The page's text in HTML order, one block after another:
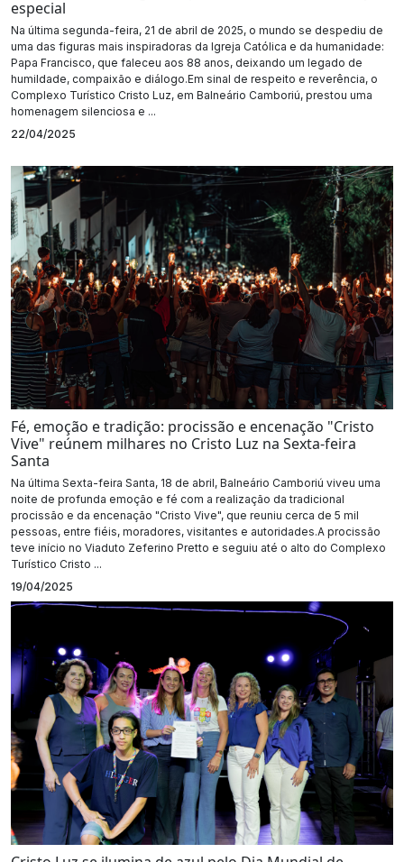
especial
Na última segunda-feira, 21 de abril de 2025, o mundo se despediu de
uma das figuras mais inspiradoras da Igreja Católica e da humanidade:
Papa Francisco, que faleceu aos 88 anos, deixando um legado de
humildade, compaixão e diálogo.Em sinal de respeito e reverência, o
Complexo Turístico Cristo Luz, em Balneário Camboriú, prestou uma
homenagem silenciosa e ...
22/04/2025
Fé, emoção e tradição: procissão e encenação "Cristo
Vive" reúnem milhares no Cristo Luz na Sexta-feira
Santa
Na última Sexta-feira Santa, 18 de abril, Balneário Camboriú viveu uma
noite de profunda emoção e fé com a realização da tradicional
procissão e da encenação "Cristo Vive", que reuniu cerca de 5 mil
pessoas, entre fiéis, moradores, visitantes e autoridades.A procissão
teve início no Viaduto Zeferino Pretto e seguiu até o alto do Complexo
Turístico Cristo ...
19/04/2025